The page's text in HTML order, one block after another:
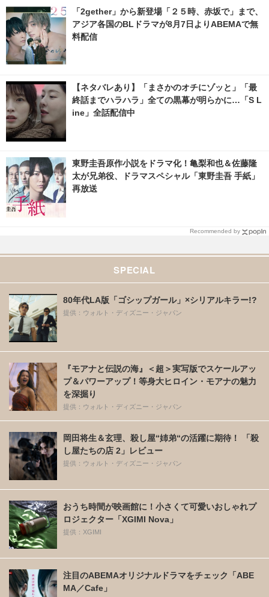
ャルTシャツ発売 2枚目の写
真・画像 | cinemacafe.net
「2gether」から新登場「２５時、赤坂で」まで、
アジア各国のBLドラマが8月7日よりABEMAで無
料配信
【ネタバレあり】「まさかのオチにゾッと」「最
終話までハラハラ」全ての黒幕が明らかに…「S L
ine」全話配信中
東野圭吾原作小説をドラマ化！亀梨和也＆佐藤隆
太が兄弟役、ドラマスペシャル「東野圭吾 手紙」
再放送
Recommended by
SPECIAL
80年代LA版「ゴシップガール」×シリアルキラー!?
提供：ウォルト・ディズニー・ジャパン
『モアナと伝説の海』＜超＞実写版でスケールアッ
プ＆パワーアップ！等身大ヒロイン・モアナの魅力
を深掘り
提供：ウォルト・ディズニー・ジャパン
岡田将生＆玄理、殺し屋“姉弟“の活躍に期待！ 「殺
し屋たちの店 2」レビュー
提供：ウォルト・ディズニー・ジャパン
おうち時間が映画館に！小さくて可愛いおしゃれプ
ロジェクター「XGIMI Nova」
提供：XGIMI
注目のABEMAオリジナルドラマをチェック「ABE
MA／Cafe」